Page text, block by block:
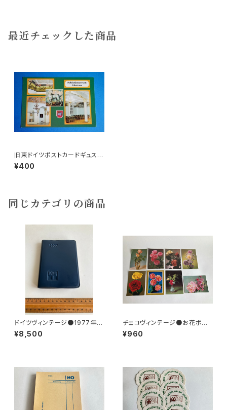
最近チェックした商品
旧東ドイツポストカードギュスト
ローb
¥400
同じカテゴリの商品
ドイツヴィンテージ●1977年ポ
ケットカレンダーKDT手帳未使
用DDR
¥8,500
チェコヴィンテージ●お花ポスト
カード8枚組
¥960